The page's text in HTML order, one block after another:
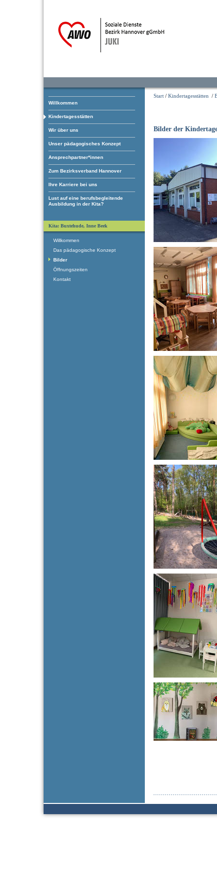
Willkommen
Kindertagesstätten
Wir über uns
Unser pädagogisches Konzept
Ansprechpartner*innen
Zum Bezirksverband Hannover
Ihre Karriere bei uns
Lust auf eine berufsbegleitende
Ausbildung in der Kita?
Start / Kindertagesstätten /
Bilder der
Kita: Buxtehude, Inne Beek
Willkommen
Das pädagogische Konzept
Bilder
Öffnungszeiten
Kontakt